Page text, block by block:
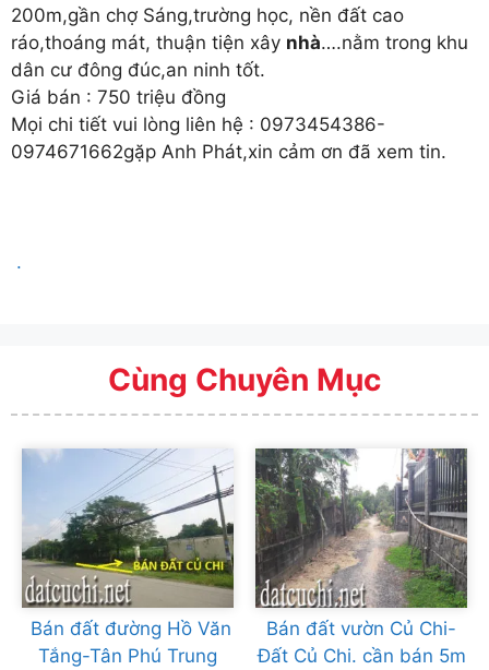
200m,gần chợ Sáng,trường học, nền đất cao
ráo,thoáng mát, thuận tiện xây nhà….nằm trong khu
dân cư đông đúc,an ninh tốt.
Giá bán : 750 triệu đồng
Mọi chi tiết vui lòng liên hệ : 0973454386-
0974671662gặp Anh Phát,xin cảm ơn đã xem tin.
.
Cùng Chuyên Mục
Bán đất đường Hồ Văn
Tắng-Tân Phú Trung
Bán đất vườn Củ Chi-
Đất Củ Chi. cần bán 5m